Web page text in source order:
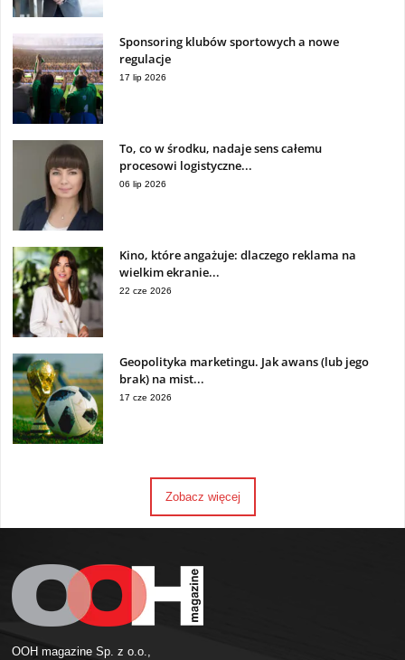
Sponsoring klubów sportowych a nowe
regulacje
17 lip 2026
To, co w środku, nadaje sens całemu
procesowi logistyczne...
06 lip 2026
Kino, które angażuje: dlaczego reklama na
wielkim ekranie...
22 cze 2026
Geopolityka marketingu. Jak awans (lub jego
brak) na mist...
17 cze 2026
Zobacz więcej
OOH magazine Sp. z o.o.,